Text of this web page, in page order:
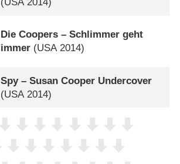
Die Coopers – Schlimmer geht
immer (USA2014)
Spy – Susan Cooper Undercover
(USA 2014)